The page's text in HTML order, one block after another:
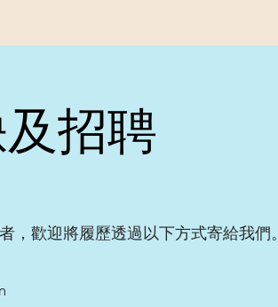
招聘
，歡迎將履歷透過以下方式寄給我們。